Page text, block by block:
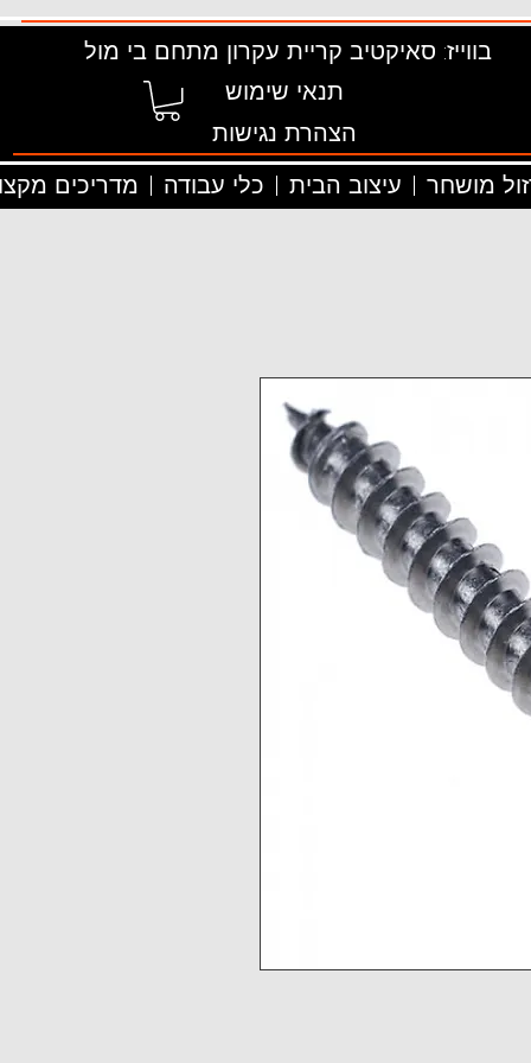
בווייז: סאיקטיב קריית עקרון מתחם בי מול
תנאי שימוש
הצהרת נגישות
מדריכים כלי עבודה עיצוב הבית מושחר